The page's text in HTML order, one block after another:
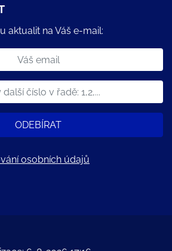
aktualit na Váš e-mail:
ODEBÍRAT
osobních údajů